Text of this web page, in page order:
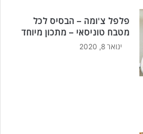
פלפל צ'ומה – הבסיס לכל
מטבח טוניסאי – מתכון מיוחד
ינואר 8, 2020